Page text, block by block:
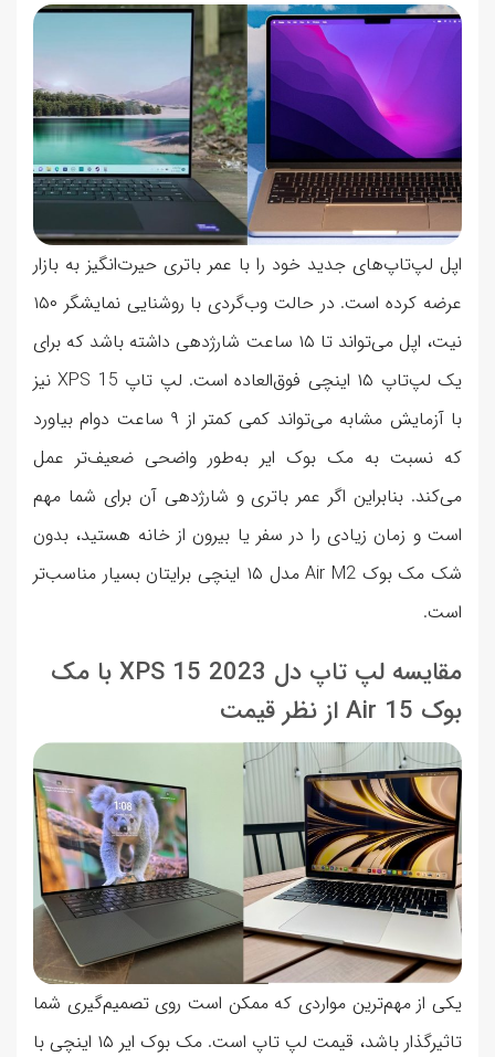
اپل لپ‌تاپ‌های جدید خود را با عمر باتری حیرت‌انگیز به بازار
عرضه کرده است. در حالت وب‌گردی با روشنایی نمایشگر ۱۵۰
نیت، اپل می‌تواند تا ۱۵ ساعت شارژدهی داشته باشد که برای
یک لپ‌تاپ ۱۵ اینچی فوق‌العاده است. لپ تاپ XPS 15 نیز
با آزمایش مشابه می‌تواند کمی کمتر از ۹ ساعت دوام بیاورد
که نسبت به مک بوک ایر به‌طور واضحی ضعیف‌تر عمل
می‌کند. بنابراین اگر عمر باتری و شارژدهی آن برای شما مهم
است و زمان زیادی را در سفر یا بیرون از خانه هستید، بدون
شک مک بوک Air M2 مدل ۱۵ اینچی برایتان بسیار مناسب‌تر
است.
مقایسه لپ تاپ دل XPS 15 2023 با مک
بوک Air 15 از نظر قیمت
یکی از مهم‌ترین مواردی که ممکن است روی تصمیم‌گیری شما
تاثیرگذار باشد، قیمت لپ تاپ است. مک بوک ایر ۱۵ اینچی با